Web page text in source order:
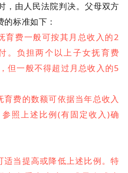
，由人民法院判决。父母双方
标准如下：
育费一般可按其月总收入的2
。负担两个以上子女抚育费
但一般不得超过月总收入的5
费的数额可依据当年总收入
照上述比例(有固定收入)确
适当提高或降低上述比例。特